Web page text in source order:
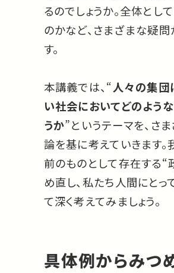
るのでしょうか。全体とし
のかなど、さまざまな疑
す。
本講義では、“人々の集団
い社会においてどのよう
うか”というテーマを、さ
論を基に考えていきます。
前のものとして存在する
め直し、私たち人間にと
て深く考えてみましょう。
具体例からみつ